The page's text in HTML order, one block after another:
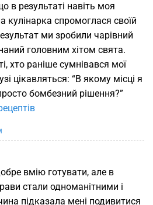
в результаті навіть моя
кулінарка спромоглася своїй
ми зробили чарівний
головним хітом свята.
хто раніше сумнівався мої
цікавляться: “В якому місці я
бомбезний рішення?”
вмію готувати, але в
стали одноманітними і
підказала мені подивитися